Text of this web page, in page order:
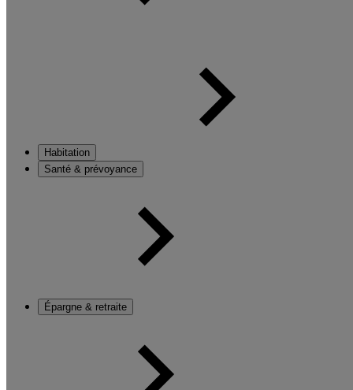
Habitation
Santé & prévoyance
Épargne & retraite